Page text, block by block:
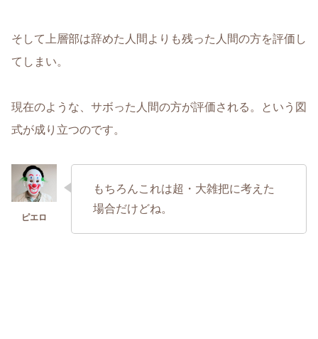
そして上層部は辞めた人間よりも残った人間の方を評価し
てしまい。
現在のような、サボった人間の方が評価される。という図
式が成り立つのです。
もちろんこれは超・大雑把に考えた
場合だけどね。